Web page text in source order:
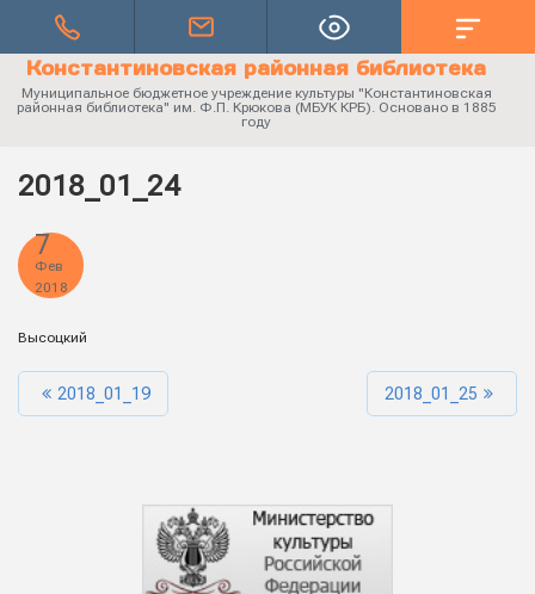
Константиновская районная библиотека
Муниципальное бюджетное учреждение культуры "Константиновская
районная библиотека" им. Ф.П. Крюкова (МБУК КРБ). Основано в 1885
году
2018_01_24
7
Фев
2018
Высоцкий
2018_01_19 2018_01_25